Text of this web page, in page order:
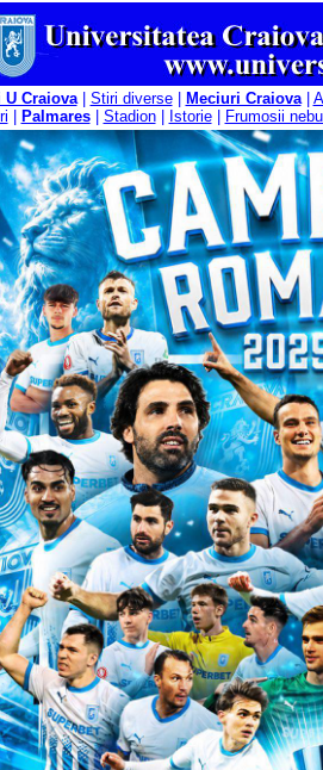
U Craiova| Stiri diverse| Meciuri Craiova|
Palmares| Stadion| Istorie|
Frumosii